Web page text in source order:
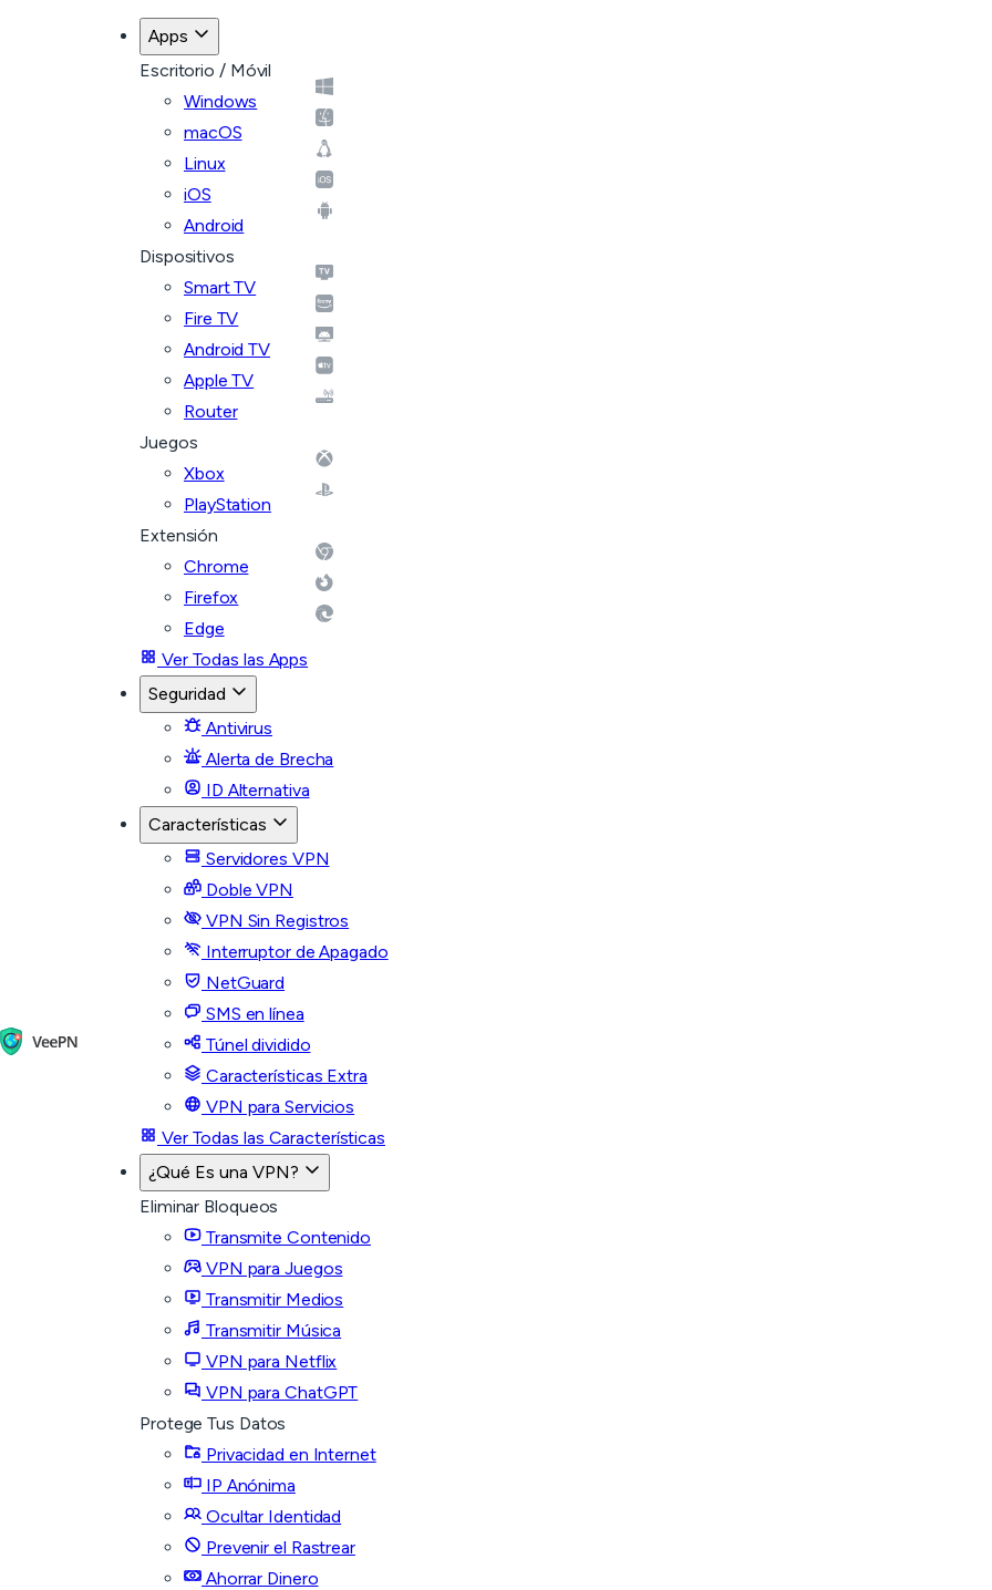
Apps
Escritorio / Móvil
Windows
macOS
Linux
iOS
Android
Dispositivos
Smart TV
Fire TV
Android TV
Apple TV
Router
Juegos
Xbox
PlayStation
Extensión
Chrome
Firefox
Edge
Ver Todas las Apps
Seguridad
Antivirus
Alerta de Brecha
ID Alternativa
Características
Servidores VPN
Doble VPN
VPN Sin Registros
Interruptor de Apagado
NetGuard
SMS en línea
Túnel dividido
Características Extra
VPN para Servicios
Ver Todas las Características
¿Qué Es una VPN?
Eliminar Bloqueos
Transmite Contenido
VPN para Juegos
Transmitir Medios
Transmitir Música
VPN para Netflix
VPN para ChatGPT
Protege Tus Datos
Privacidad en Internet
IP Anónima
Ocultar Identidad
Prevenir el Rastrear
Ahorrar Dinero